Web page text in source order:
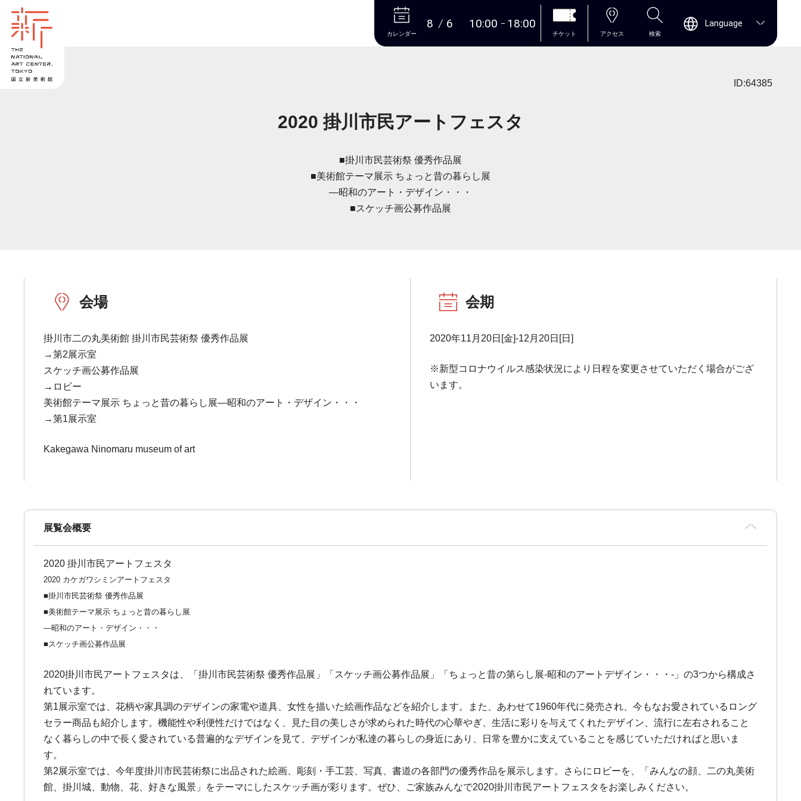
本文へ
カレンダー
8 6 10:00 18:00
チケット アクセス 検索
Language
ID:64385
2020 掛川市民アートフェスタ
■掛川市民芸術祭 優秀作品展
■美術館テーマ展示 ちょっと昔の暮らし展
―昭和のアート・デザイン・・・
■スケッチ画公募作品展
会場
掛川市二の丸美術館 掛川市民芸術祭 優秀作品展
→第2展示室
スケッチ画公募作品展
→ロビー
美術館テーマ展示 ちょっと昔の暮らし展―昭和のアート・デザイン・・・
→第1展示室
Kakegawa Ninomaru museum of art
会期
2020年11月20日[金]-12月20日[日]
※新型コロナウイルス感染状況により日程を変更させていただく場合がござ
います。
展覧会概要
2020 掛川市民アートフェスタ
2020 カケガワシミンアートフェスタ
■掛川市民芸術祭 優秀作品展
■美術館テーマ展示 ちょっと昔の暮らし展
―昭和のアート・デザイン・・・
■スケッチ画公募作品展
2020掛川市民アートフェスタは、「掛川市民芸術祭 優秀作品展」「スケッチ画公募作品展」「ちょっと昔の第らし展-昭和のアートデザイン・・・-」の3つから構成さ
れています。
第1展示室では、花柄や家具調のデザインの家電や道具、女性を描いた絵画作品などを紹介します。また、あわせて1960年代に発売され、今もなお愛されているロング
セラー商品も紹介します。機能性や利便性だけではなく、見た目の美しさが求められた時代の心華やぎ、生活に彩りを与えてくれたデザイン、流行に左右されること
なく暮らしの中で長く愛されている普遍的なデザインを見て、デザインが私達の暮らしの身近にあり、日常を豊かに支えていることを感じていただければと思いま
す。
第2展示室では、今年度掛川市民芸術祭に出品された絵画、彫刻・手工芸、写真、書道の各部門の優秀作品を展示します。さらにロビーを、「みんなの顔、二の丸美術
館、掛川城、動物、花、好きな風景」をテーマにしたスケッチ画が彩ります。ぜひ、ご家族みんなで2020掛川市民アートフェスタをお楽しみください。